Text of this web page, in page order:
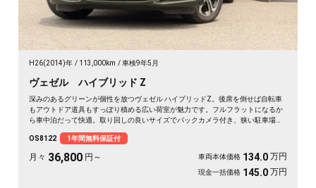
H26(2014)年 113,000km 車検9年5月
ヴェゼル ハイブリッド Z
深みのあるグリーンが個性を放つヴェゼル ハイブリッドZ。後席を倒せば自転車
もアウトドア道具もすっぽり積める広い荷室が魅力です。フルフラットになるか
ら車中泊だって快適。取り回しの良いサイズでバックカメラ付き、狭い駐車場も
コーダー付きで万が一の時も映像で安心。走りに彩りを添える一台です《1年保
証付》🚗✨💚💺😎
OS8122 1年間無料保証付
月々 36,800 円～ 車両本体価格 134.0 万円
現金一括価格 145.0 万円